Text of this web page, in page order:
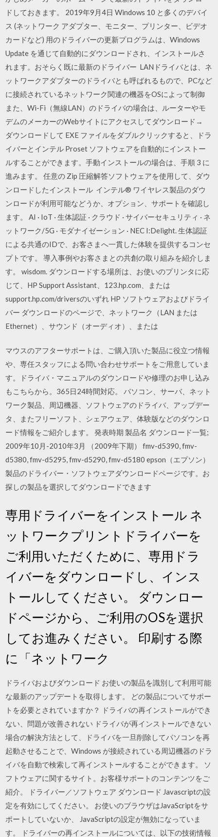
ドしておきます。 2019年9月4日 Windows 10 と多くのデバイ
ス (ネットワーク アダプター、モニター、プリンター、ビデオ
カードなど) 用のドライバーの更新プログラムは、Windows
Update を通じて自動的にダウンロードされ、インストールさ
れます。おそらく既に最新のドライバー LANドライバとは、ネ
ットワークアダプターのドライバとも呼ばれるもので、PCなど
に接続されているネットワーク関連の機器をOSによって制御
また、Wi-Fi（無線LAN）のドライバの場合は、ルーターやモ
デムのメーカーのWebサイトにアクセスしてダウンロード→
ダウンロードして EXE ファイルをダブルクリックすると、ドラ
イバーとインテル Proset ソフトウェアを自動的にインストー
ルすることができます。手動インストールの場合は、手順 3 に
進みます。 任意の Zip 圧縮解答ソフトウェアを使用して、ダウ
ンロードしたインストール インテル® ワイヤレス製品のダウ
ンロードが利用可能などうか、オプション、サポートを確認し
ます。 AI · IoT · 生体認証 · クラウド · サイバーセキュリティ · ネ
ットワーク/5G · モダナイゼーション · NEC I:Delight. 生体認証
による共通のIDで、お客さまへ一貫した体験を提供するコンセ
プトです。 導入事例やお客さまとの共創の取り組みを紹介しま
す。 wisdom. ダウンロードする場所は、お使いのプリンタに応
じて、HP Support Assistant、123.hp.com、または
support.hp.com/driversのいずれ HP ソフトウェアおよびドライ
バー ダウンロードのページで、ネットワーク（LAN または
Ethernet）、サウンド（オーディオ）、または
マウスのアフターサポートは、ご購入頂いた製品に役立つ情報
や、専任スタッフによる問い合わせサポートをご用意していま
す。ドライバ・マニュアルのダウンロードや修理のお申し込み
もこちらから。365日24時間対応。 パソコン、サーバ、ネット
ワーク製品、周辺機器、ソフトウェアのドライバ、アップデー
タ、またフリーソフト、シェアウェア、体験版などのダウンロ
ード情報をご紹介します。 発表時期 製品名 ダウンロード一覧;
2009年10月-2010年3月 （2009年下期） fmv-d5390, fmv-
d5380, fmv-d5295, fmv-d5290, fmv-d5180 epson（エプソン）
製品のドライバー・ソフトウェアダウンロードページです。お
探しの製品を選択してダウンロードできます
専用ドライバーをインストール ネ
ットワークプリントドライバーを
ご利用いただくために、専用ドラ
イバーをダウンロードし、インス
トールしてください。 ダウンロー
ドページから、ご利用のOSを選択
してお進みください。 印刷する際
に「ネットワーク
ドライバおよびダウンロード お使いの製品を識別して利用可能
な最新のアップデートを取得します。 どの製品についてサポー
トを必要とされていますか？ ドライバの再インストールができ
ない、問題が改善されない ドライバが再インストールできない
場合の解決方法として、ドライバを一旦削除してパソコンを再
起動させることで、Windows が接続されている周辺機器のドラ
イバを自動で検索して再インストールすることができます。 ソ
フトウェアに関するサイト。お客様サポートのコンテンツをご
紹介。 ドライバー／ソフトウェア ダウンロード Javascriptの設
定を有効にしてください。 お使いのブラウザはJavaScriptをサ
ポートしていないか、 JavaScriptの設定が無効になっていま
す。 ドライバーの再インストールについては、以下の技術情報